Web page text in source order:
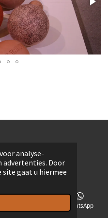
analyse-
advertenties. Door
site gaat u hiermee
& Christa Houttekens
Center
WhatsApp